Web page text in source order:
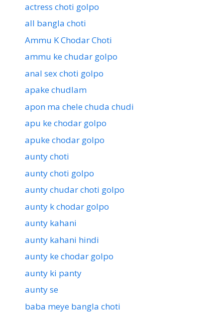
actress choti golpo
all bangla choti
Ammu K Chodar Choti
ammu ke chudar golpo
anal sex choti golpo
apake chudlam
apon ma chele chuda chudi
apu ke chodar golpo
apuke chodar golpo
aunty choti
aunty choti golpo
aunty chudar choti golpo
aunty k chodar golpo
aunty kahani
aunty kahani hindi
aunty ke chodar golpo
aunty ki panty
aunty se
baba meye bangla choti